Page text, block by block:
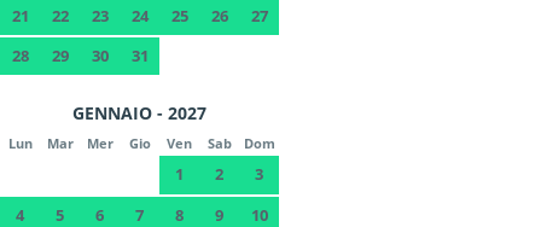
21
22 23 24 25 26
27
28
29 30 31
GENNAIO - 2027
Lun Mar Mer Gio Ven Sab Dom
1 2
3
4
5 6 7 8 9
10